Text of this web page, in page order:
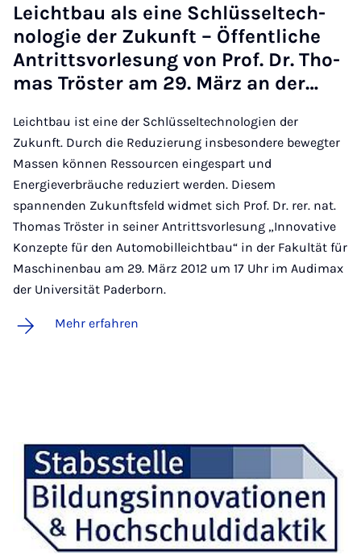
Leicht­bau als ei­ne Schlüs­sel­tech­
no­lo­gie der Zu­kunft – Öf­fent­li­che
An­tritts­vor­le­sung von Prof. Dr. Tho­
mas Trös­ter am 29. März an der…
Leichtbau ist eine der Schlüsseltechnologien der
Zukunft. Durch die Reduzierung insbesondere bewegter
Massen können Ressourcen eingespart und
Energieverbräuche reduziert werden. Diesem
spannenden Zukunftsfeld widmet sich Prof. Dr. rer. nat.
Thomas Tröster in seiner Antrittsvorlesung „Innovative
Konzepte für den Automobilleichtbau“ in der Fakultät für
Maschinenbau am 29. März 2012 um 17 Uhr im Audimax
der Universität Paderborn.
Mehr erfahren